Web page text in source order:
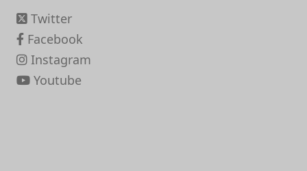
Twitter
Facebook
Instagram
Youtube